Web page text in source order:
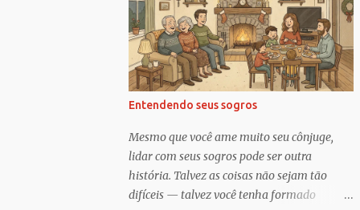
Entendendo seus sogros
Mesmo que você ame muito seu cônjuge,
lidar com seus sogros pode ser outra
história. Talvez as coisas não sejam tão
difíceis — talvez você tenha formado